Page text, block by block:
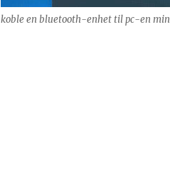
koble en bluetooth-enhet til pc-en min